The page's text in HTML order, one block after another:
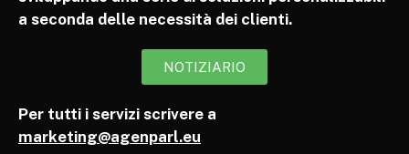
a seconda delle necessità dei clienti.
NOTIZIARIO
Per tutti i servizi scrivere a
marketing@agenparl.eu